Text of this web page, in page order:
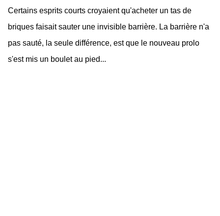
Certains esprits courts croyaient qu'acheter un tas de
briques faisait sauter une invisible barrière. La barrière n'a
pas sauté, la seule différence, est que le nouveau prolo
s'est mis un boulet au pied...